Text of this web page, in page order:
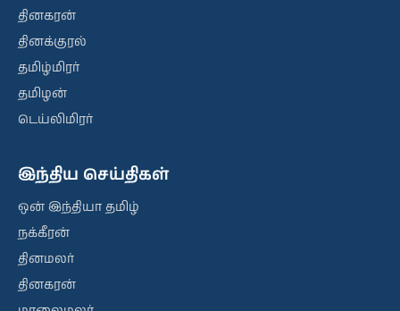
தினகரன்
தினக்குரல்
தமிழ்மிரர்
தமிழன்
டெய்லிமிரர்
இந்திய செய்திகள்
ஒன் இந்தியா தமிழ்
நக்கீரன்
தினமலர்
தினகரன்